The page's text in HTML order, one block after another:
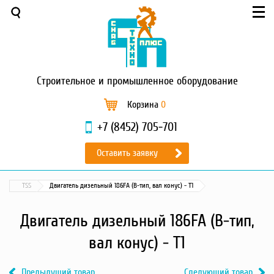
Строительное и промышленное оборудование
Корзина 0
+7 (8452) 705-701
Оставить заявку
TSS Двигатель дизельный 186FA (B-тип, вал конус) - T1
Двигатель дизельный 186FA (B-тип,
вал конус) - T1
Меню
Доставка и оплата
Садовая техника
Промышленный обогрев
Строительные леса
Моечное оборудование
Запчасти для малой